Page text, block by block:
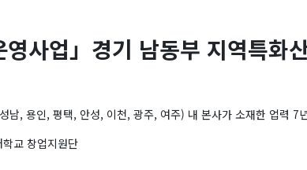
사업」경기 남동부 지역특화
남, 용인, 평택, 안성, 이천, 광주, 여주) 내 본사가 소재한 업력 7
교 창업지원단